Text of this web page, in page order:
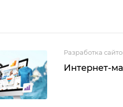
Разработка
Интернет-